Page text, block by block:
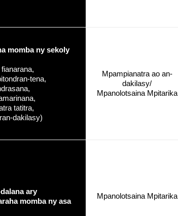
momba ny sekoly
tena,
tatitra,
dakilasy)
Mpampianatra ao an-
dakilasy/
Mpanolotsaina Mpitarika
ary
momba ny asa
Mpanolotsaina Mpitarika